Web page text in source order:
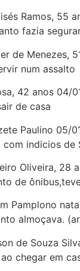
Ramos, 55
fazia
de Menezes,
num assalto
42 anos 04/
de casa
Paulino 05/
indicios de
Oliveira, 28
de
Pamplono
almoçava.
de Souza
chegar em